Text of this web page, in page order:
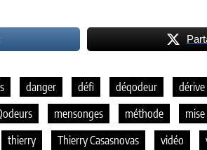
danger défi déqodeur dérive
mensonges méthode
thierry Thierry Casasnovas vidéo